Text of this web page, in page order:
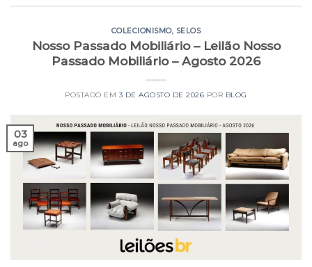
COLECIONISMO, SELOS
Nosso Passado Mobiliário – Leilão Nosso
Passado Mobiliário – Agosto 2026
POSTADO EM 3 DE AGOSTO DE 2026 POR BLOG
03
ago